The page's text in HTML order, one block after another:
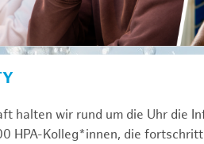
halten wir rund um die Uhr die
HPA-Kolleg*innen, die